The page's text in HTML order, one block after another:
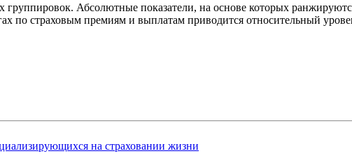
группировок. Абсолютные показатели, на основе которых
по страховым премиям и выплатам приводится относительный
на страховании жизни